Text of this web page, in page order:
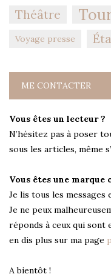
Théâtre
Voyage presse
ME CONTACTER
Vous êtes un lecteur ?
N’hésitez pas à poser
sous les articles, même
Vous êtes une marque
Je lis tous les messages
Je ne peux
réponds à ceux qui sont
en dis plus sur ma page
A bientôt !